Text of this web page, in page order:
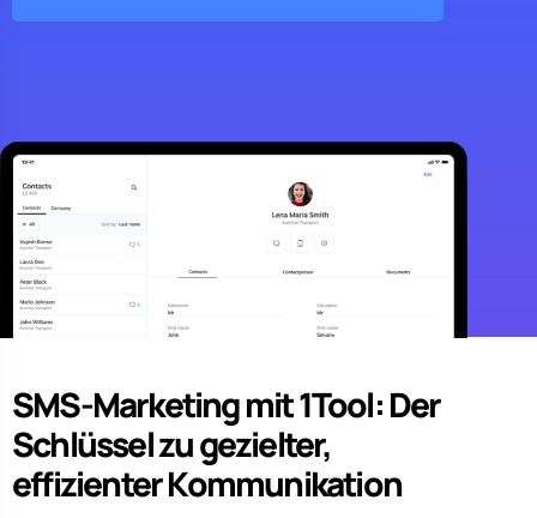
SMS-Marketing mit 1Tool: Der
Schlüssel zu gezielter,
effizienter Kommunikation